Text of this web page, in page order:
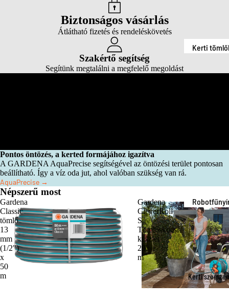
és
tartozékok
és
FA- ÉS
tem
ALL - P4A
Kerti
dszer
Automata
öntözés
Szivattyúk
Szivattyú
tartozékok
k
tartozékok
Fűnyírók
Fűnyíró
tartozékok
Kerti
Biztonságos vásárlás
Átlátható fizetés és rendeléskövetés
Szakértő segítség
Segítünk megtalálni a megfelelő megoldást
Pontos öntözés, a kerted formájához igazítva
A GARDENA AquaPrecise segítségével az öntözési terület pontosan
beállítható. Így a víz oda jut, ahol valóban szükség van rá.
AquaPrecise →
Népszerű most
Gardena
Classic
tömlő
13
mm
(1/2")
x
50
m
Gardena
CleverRoll
S
Tömlőskocsi
készlet
20
m